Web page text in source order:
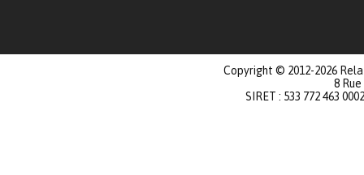
Copyright © 2012-2026
8
SIRET : 533 772 463